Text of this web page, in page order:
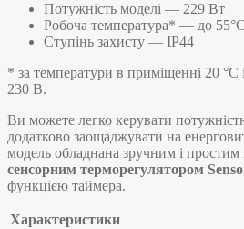
Потужність моделі — 229 Вт
Робоча температура* — до 55°C
Ступінь захисту — IP44
* за температури в приміщенні 20 °С
230 В.
Ви можете легко керувати
додатково заощаджувати на
модель обладнана зручним і простим
сенсорним терморегулятором
функцією таймера.
Характеристики